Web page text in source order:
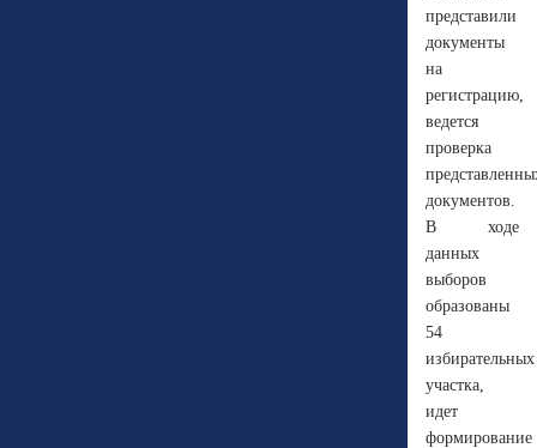
представили
документы
на
регистрацию,
ведется
проверка
документов.
В ходе
данных
выборов
образованы
54
избирательных
участка,
идет
формирование